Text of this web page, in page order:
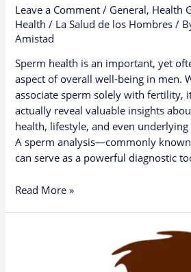
Leave a Comment / General, Health
Health / La Salud de los Hombres /
Amistad
Sperm health is an important, yet
aspect of overall well-being in men.
associate sperm solely with fertility,
actually reveal valuable insights
health, lifestyle, and even
A sperm analysis—commonly
can serve as a powerful diagnostic
Read More »